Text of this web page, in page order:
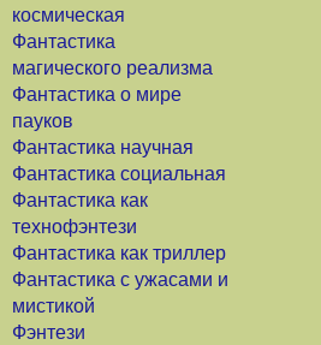
космическая
Фантастика
магического реализма
Фантастика о мире
пауков
Фантастика научная
Фантастика социальная
Фантастика как
технофэнтези
Фантастика как триллер
Фантастика с ужасами и
мистикой
Фэнтези